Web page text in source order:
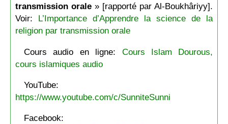
transmission orale» [rapporté par Al-Boukhâriyy].
Voir: L’Importance d’Apprendre la science de la
religion par transmission orale
Cours audio en ligne: Cours Islam Dourous,
cours islamiques audio
YouTube:
https://www.youtube.com/c/SunniteSunni
Facebook: